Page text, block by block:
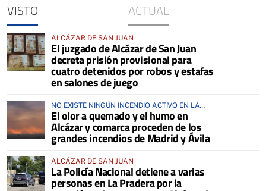
VISTO ACTUAL
ALCÁZAR DE SAN JUAN
El juzgado de Alcázar de San Juan
decreta prisión provisional para
cuatro detenidos por robos y estafas
en salones de juego
NO EXISTE NINGÚN INCENDIO ACTIVO EN LA
COMARCA
El olor a quemado y el humo en
Alcázar y comarca proceden de los
grandes incendios de Madrid y Ávila
ALCÁZAR DE SAN JUAN
La Policía Nacional detiene a varias
personas en La Pradera por la